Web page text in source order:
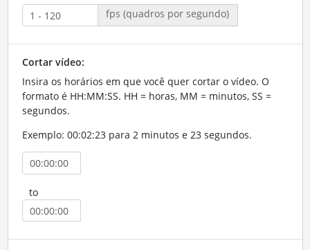
fps (quadros por segundo)
Cortar vídeo:
Insira os horários em que você quer cortar o vídeo. O
formato é HH:MM:SS. HH = horas, MM = minutos, SS =
segundos.
Exemplo: 00:02:23 para 2 minutos e 23 segundos.
to